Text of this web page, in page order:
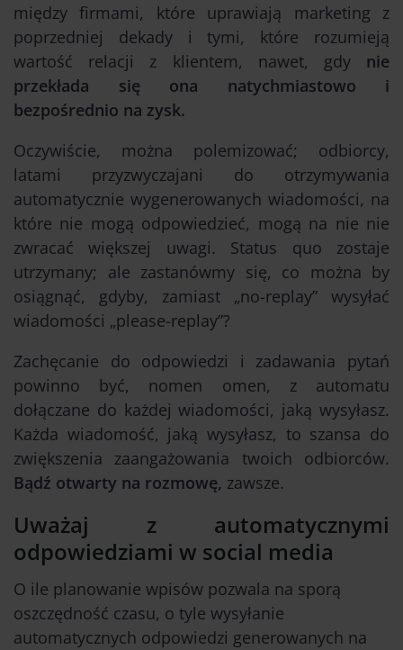
między firmami, które uprawiają marketing z
poprzedniej dekady i tymi, które rozumieją
wartość relacji z klientem, nawet, gdy nie
przekłada się ona natychmiastowo i
bezpośrednio na zysk.
Oczywiście, można polemizować; odbiorcy,
latami przyzwyczajani do otrzymywania
automatycznie wygenerowanych wiadomości, na
które nie mogą odpowiedzieć, mogą na nie nie
zwracać większej uwagi. Status quo zostaje
utrzymany; ale zastanówmy się, co można by
osiągnąć, gdyby, zamiast „no-replay” wysyłać
wiadomości „please-replay”?
Zachęcanie do odpowiedzi i zadawania pytań
powinno być, nomen omen, z automatu
dołączane do każdej wiadomości, jaką wysyłasz.
Każda wiadomość, jaką wysyłasz, to szansa do
zwiększenia zaangażowania twoich odbiorców.
Bądź otwarty na rozmowę, zawsze.
Uważaj z automatycznymi
odpowiedziami w social media
O ile planowanie wpisów pozwala na sporą
oszczędność czasu, o tyle wysyłanie
automatycznych odpowiedzi generowanych na